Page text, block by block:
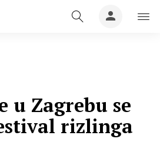
u Zagrebu se
rizlinga